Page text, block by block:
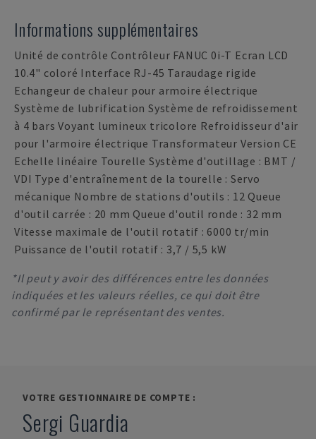
Informations supplémentaires
Unité de contrôle Contrôleur FANUC 0i-T Ecran LCD
10.4" coloré Interface RJ-45 Taraudage rigide
Echangeur de chaleur pour armoire électrique
Système de lubrification Système de refroidissement
à 4 bars Voyant lumineux tricolore Refroidisseur d'air
pour l'armoire électrique Transformateur Version CE
Echelle linéaire Tourelle Système d'outillage : BMT /
VDI Type d'entraînement de la tourelle : Servo
mécanique Nombre de stations d'outils : 12 Queue
d'outil carrée : 20 mm Queue d'outil ronde : 32 mm
Vitesse maximale de l'outil rotatif : 6000 tr/min
Puissance de l'outil rotatif : 3,7 / 5,5 kW
*Il peut y avoir des différences entre les données
indiquées et les valeurs réelles, ce qui doit être
confirmé par le représentant des ventes.
VOTRE GESTIONNAIRE DE COMPTE :
Sergi Guardia